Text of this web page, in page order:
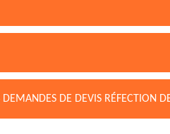
DE DEVIS RÉFECTION